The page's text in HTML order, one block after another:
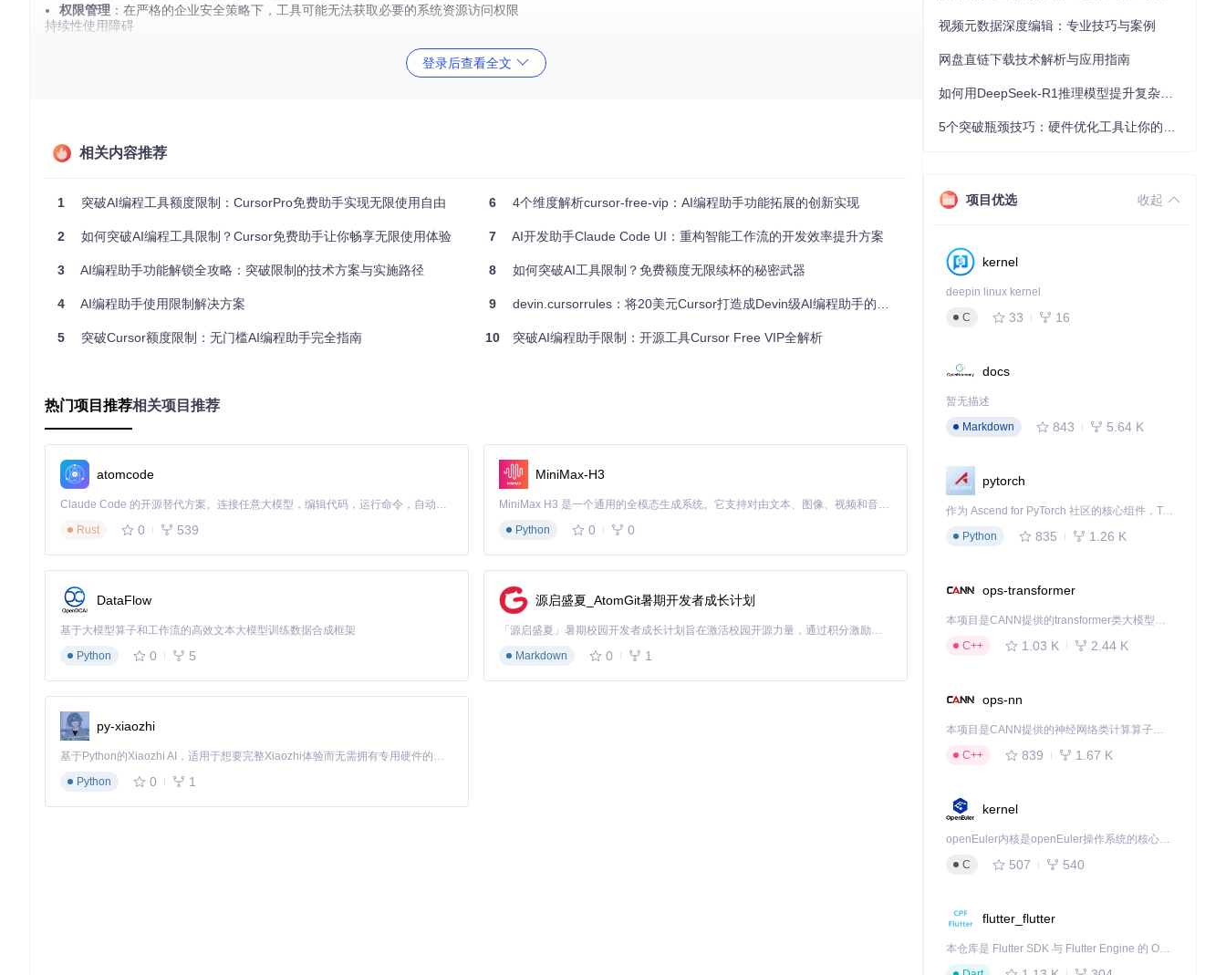
权限管理 ：在严格的企业安全策略下，工具可能无法获取必要的系统资源访问权限
持续性使用障碍
方案解构：无限使用技术原理
核心技术架构
AI编程助手无限使用方案的核心在于构建一个能够动态管理账户状态和系统标识的自动化框架。该框架主要包含以下模块：
账户生命周期管理(account_manager.py)：自动化账户注册、验证和轮换流程
权限绕过引擎( bypass_token_limit.py
)：突破API调用限制和版本检查
状态监控系统( check_user_authorized.py
工作流程解析
系统环境准备：检测当前操作系统类型，配置必要的依赖环境
权限配置应用：调整AI编程助手配置文件，应用权限绕过补丁
图1：AI编程工具无限使用方案架构示意图，展示了各核心模块的交互关系
技术特性与实际收益对照
多账户自动轮换
分散使用压力，降低单账户被封禁风险
智能状态监控
跨平台适配引擎
确保在Windows/macOS/Linux环境下均能稳定运行
配置自动备份
避免因更新或重置导致的个性化设置丢失
场景落地：实施与验证指南
准备阶段
环境检查
登录后查看全文
相关内容推荐
1 突破AI编程工具额度限制：CursorPro免费助手实现无限使用自由
2 如何突破AI编程工具限制？Cursor免费助手让你畅享无限使用体验
3 AI编程助手功能解锁全攻略：突破限制的技术方案与实施路径
4 AI编程助手使用限制解决方案
5 突破Cursor额度限制：无门槛AI编程助手完全指南
6 4个维度解析cursor-free-vip：AI编程助手功能拓展的创新实现
7 AI开发助手Claude Code UI：重构智能工作流的开发效率提升方案
8 如何突破AI工具限制？免费额度无限续杯的秘密武器
9 devin.cursorrules：将20美元Cursor打造成Devin级AI编程助手的终极解决方案
10 突破AI编程助手限制：开源工具Cursor Free VIP全解析
热门项目推荐相关项目推荐
atomcode
Claude Code 的开源替代方案。连接任意大模型，编辑代码，运行命令，自动验证 — 全自动执行。用 Rust 构建，极致性能。 ｜ An open-source alternative to Claude Code. Connect any LLM, edit code, run commands, and verify changes — autonomously. Built in Rust for speed. Get Started
Rust
0 539
MiniMax-H3
MiniMax H3 是一个通用的全模态生成系统。它支持对由文本、图像、视频和音频组成的多模态上下文进行统一理解，并能生成分辨率高达 2K、时长可达 15 秒的带原生立体声音频的视频。得益于面向任务泛化的系统设计，H3 在预训练阶段就已具备广泛的多模态上下文理解与生成能力，能够出色地执行复杂的多模态指令。
Python
0 0
DataFlow
基于大模型算子和工作流的高效文本大模型训练数据合成框架
Python
0 5
源启盛夏_AtomGit暑期开发者成长计划
「源启盛夏」暑期校园开发者成长计划旨在激活校园开源力量，通过积分激励、认证扶持、资源倾斜等形式，引导高校组织和开发者完成「入驻 — 建项目 — 做贡献 — 获认证 — 得资源」的完整闭环。无论你是想带领社团入驻平台的组织者，还是希望用代码贡献证明自己的开发者，都能在这里找到属于你的成长路径。
Markdown
0 1
py-xiaozhi
基于Python的Xiaozhi AI，适用于想要完整Xiaozhi体验而无需拥有专用硬件的用户。
Python
0 1
视频元数据深度编辑：专业技巧与案例
网盘直链下载技术解析与应用指南
项目优选 收起
kernel
deepin linux kernel
C
33 16
docs
暂无描述
Markdown
843 5.64 K
pytorch
作为 Ascend for PyTorch 社区的核心组件，TorchNPU 是昇腾专为 PyTorch 打造的深度学习适配插件，使 PyTorch 框架能够直接调用昇腾 NPU，为开发者提供昇腾 AI 处理器的超强算力。
Python
835 1.26 K
ops-transformer
本项目是CANN提供的transformer类大模型算子库，实现网络在NPU上加速计算。
C++
1.03 K 2.44 K
ops-nn
本项目是CANN提供的神经网络类计算算子库，实现网络在NPU上加速计算。
C++
839 1.67 K
kernel
openEuler内核是openEuler操作系统的核心，既是系统性能与稳定性的基石，也是连接处理器、设备与服务的桥梁。
C
507 540
flutter_flutter
本仓库是 Flutter SDK 与 Flutter Engine 的 OpenHarmony 适配版本，由 CPF-Flutter 团队维护。开发者可使用熟悉的 Flutter 技术栈开发 OpenHarmony 应用，3.35.7 及以后的适配版本可基于本仓库源码构建支持 OpenHarmony 的 Flutter Engine。